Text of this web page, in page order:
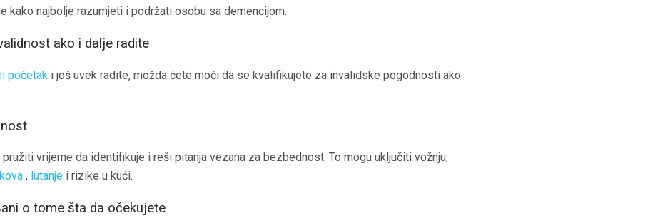
kako najbolje razumjeti i podržati osobu sa demencijom.
ako i dalje radite
početak i još uvek radite, možda ćete moći da se kvalifikujete za invalidske pogodnosti ako
pružiti vrijeme da identifikuje i reši pitanja vezana za bezbednost. To mogu uključiti vožnju,
, lutanje i rizike u kući.
o tome šta da očekujete